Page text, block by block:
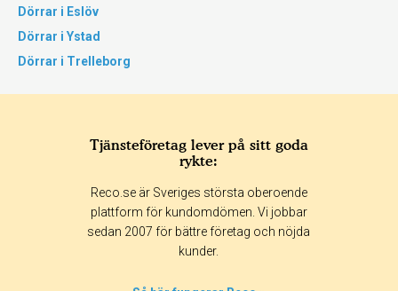
Dörrar i Eslöv
Dörrar i Ystad
Dörrar i Trelleborg
Tjänsteföretag lever på sitt goda
rykte:
Reco.se är Sveriges största oberoende
plattform för kundomdömen. Vi jobbar
sedan 2007 för bättre företag och nöjda
kunder.